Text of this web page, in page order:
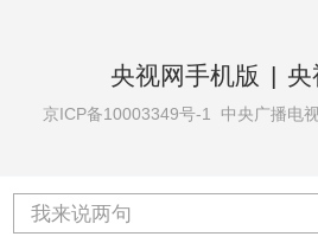
央视网手机版 | 央
京ICP备10003349号-1 中央广播电
我来说两句